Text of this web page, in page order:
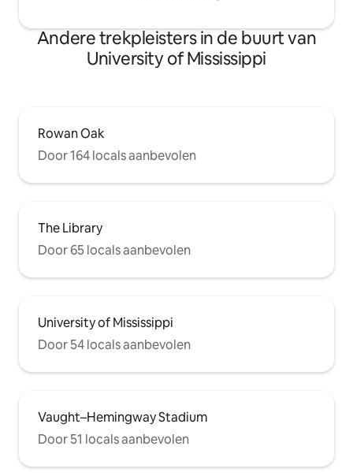
Andere trekpleisters in de buurt van
University of Mississippi
Rowan Oak
Door 164 locals aanbevolen
The Library
Door 65 locals aanbevolen
University of Mississippi
Door 54 locals aanbevolen
Vaught–Hemingway Stadium
Door 51 locals aanbevolen